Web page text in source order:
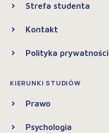
Strefa studenta
Kontakt
Polityka prywatności
KIERUNKI STUDIÓW
Prawo
Psychologia